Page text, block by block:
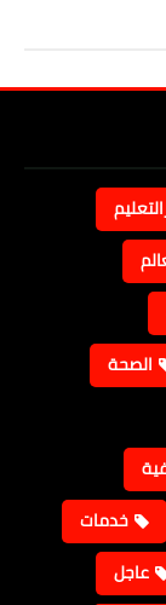
الصحة
خدمات
عاجل